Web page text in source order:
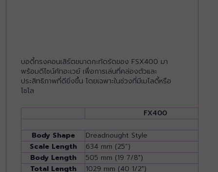
บอดี้ทรงคอนเสิร์ตขนาดกะทัดรัดของ FSX400 มา
พร้อมดีไซน์คัทอะเวย์ เพื่อการเล่นที่คล่องตัวและ
ประสิทธิภาพที่ดียิ่งขึ้น โดยเฉพาะในช่วงที่มีเมโลดี้หรือ
โซโล
FX400
Body Shape
Dreadnought Style
Scale Length
634 mm (25”)
Body Length
505 mm (19 7/8")
Total Length
1029 mm (40 1/2")